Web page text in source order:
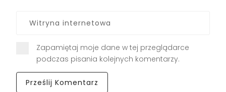
Zapamiętaj moje dane w tej przeglądarce
podczas pisania kolejnych komentarzy.